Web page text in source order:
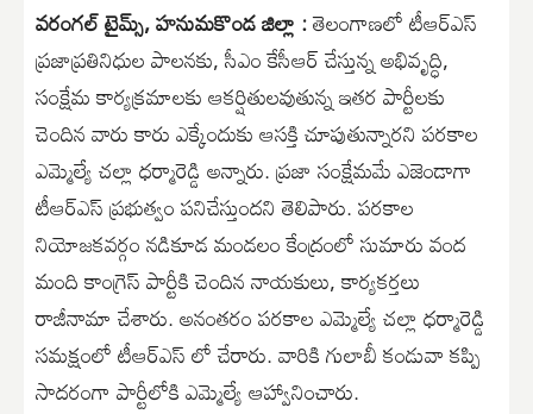
వరంగల్ టైమ్స్, హనుమకొండ జిల్లా :తెలంగాణలో టీఆర్ఎస్
ప్రజాప్రతినిధుల పాలనకు, సీఎం కేసీఆర్ చేస్తున్న అభివృద్ధి,
సంక్షేమ కార్యక్రమాలకు ఆకర్షితులవుతున్న ఇతర పార్టీలకు
చెందిన వారు కారు ఎక్కేందుకు ఆసక్తి చూపుతున్నారని పరకాల
ఎమ్మెల్యే చల్లా ధర్మారెడ్డి అన్నారు. ప్రజా సంక్షేమమే ఎజెండాగా
టీఆర్ఎస్ ప్రభుత్వం పనిచేస్తుందని తెలిపారు. పరకాల
నియోజకవర్గం నడికూడ మండలం కేంద్రంలో సుమారు వంద
మంది కాంగ్రెస్ పార్టీకి చెందిన నాయకులు, కార్యకర్తలు
రాజీనామా చేశారు. అనంతరం పరకాల ఎమ్మెల్యే చల్లా ధర్మారెడ్డి
సమక్షంలో టీఆర్ఎస్ లో చేరారు. వారికి గులాబీ కండువా కప్పి
సాదరంగా పార్టీలోకి ఎమ్మెల్యే ఆహ్వానించారు.